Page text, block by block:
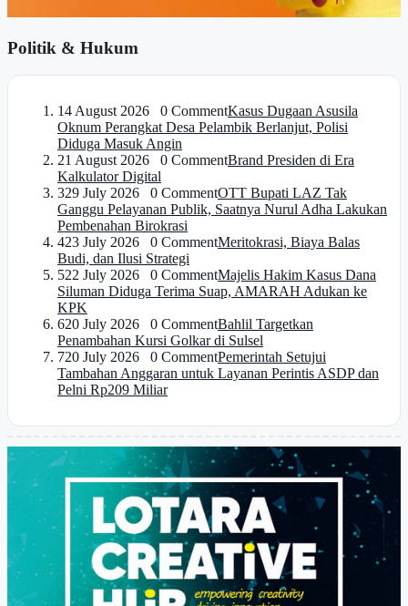
Politik & Hukum
14 August 2026 0 CommentKasus Dugaan Asusila
Oknum Perangkat Desa Pelambik Berlanjut, Polisi
Diduga Masuk Angin
21 August 2026 0 CommentBrand Presiden di Era
Kalkulator Digital
329 July 2026 0 CommentOTT Bupati LAZ Tak
Ganggu Pelayanan Publik, Saatnya Nurul Adha Lakukan
Pembenahan Birokrasi
423 July 2026 0 CommentMeritokrasi, Biaya Balas
Budi, dan Ilusi Strategi
522 July 2026 0 CommentMajelis Hakim Kasus Dana
Siluman Diduga Terima Suap, AMARAH Adukan ke
KPK
620 July 2026 0 CommentBahlil Targetkan
Penambahan Kursi Golkar di Sulsel
720 July 2026 0 CommentPemerintah Setujui
Tambahan Anggaran untuk Layanan Perintis ASDP dan
Pelni Rp209 Miliar